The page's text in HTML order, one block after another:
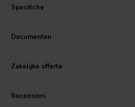
HypexNC52MP modulo amplificatore
L'Hypex NC52MP combina
Questo lo rende una scelta pratica per
Specifiche
Documenten
Zakelijke offerte
Recensioni